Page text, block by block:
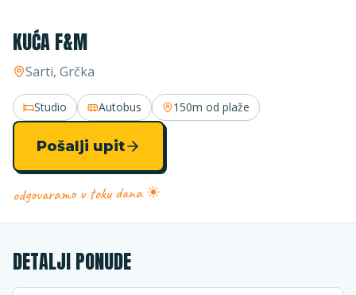
KUĆA F&M
Sarti, Grčka
Studio Autobus 150m od plaže
Pošalji upit
odgovaramo u toku dana ☀
DETALJI PONUDE